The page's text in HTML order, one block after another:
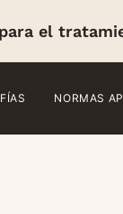
el
NORMAS